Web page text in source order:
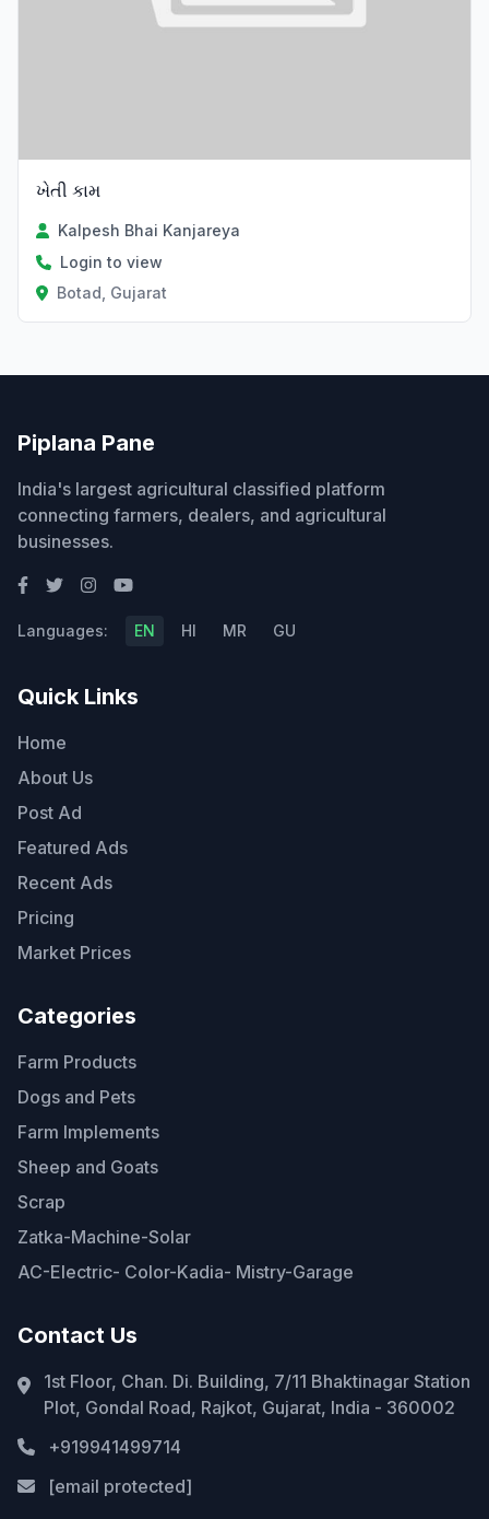
ખેતી કામ
Kalpesh Bhai Kanjareya
Login to view
Botad, Gujarat
Piplana Pane
India's largest agricultural classified platform
connecting farmers, dealers, and agricultural
businesses.
Languages: EN HI MR GU
Quick Links
Home
About Us
Post Ad
Featured Ads
Recent Ads
Pricing
Market Prices
Categories
Farm Products
Dogs and Pets
Farm Implements
Sheep and Goats
Scrap
Zatka-Machine-Solar
AC-Electric- Color-Kadia- Mistry-Garage
Contact Us
1st Floor, Chan. Di. Building, 7/11 Bhaktinagar Station
Plot, Gondal Road, Rajkot, Gujarat, India - 360002
+919941499714
[email protected]